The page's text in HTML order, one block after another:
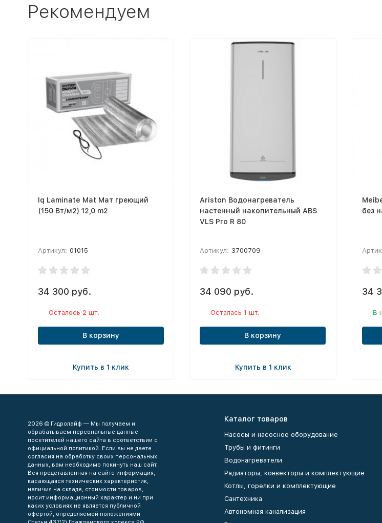
Рекомендуем
Iq Laminate Mat Мат греющий
(150 Вт/м2) 12,0 m2
Артикул: 01015
34 300 руб.
Осталось 2 шт.
В корзину
Купить в 1 клик
Ariston Водонагреватель
настенный накопительный ABS
VLS Pro R 80
Артикул: 3700709
34 090 руб.
Осталась 1 шт.
В корзину
Купить в 1 клик
без
34
В
2026 © Гидролайф — Мы получаем и
обрабатываем персональные данные
посетителей нашего сайта в соответствии с
официальной политикой. Если вы не даете
согласия на обработку своих персональных
данных, вам необходимо покинуть наш сайт.
Вся представленная на сайте информация,
касающаяся технических характеристик,
наличия на складе, стоимости товаров,
носит информационный характер и ни при
каких условиях не является публичной
офертой, определяемой положениями
Каталог товаров
Насосы и насосное оборудование
Трубы и фитинги
Водонагреватели
Радиаторы, конвекторы и комплектующие
Котлы, горелки и комплектующие
Сантехника
Автономная канализация